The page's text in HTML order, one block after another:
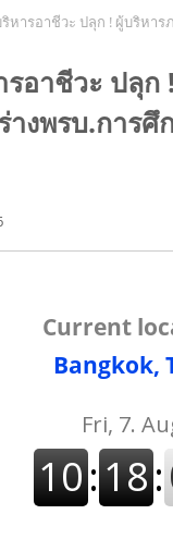
หารอาชีวะ ปลุก ! ผู้บริหา
อาชีวะ ปลุก
งพรบ.การ
Current
Bangkok,